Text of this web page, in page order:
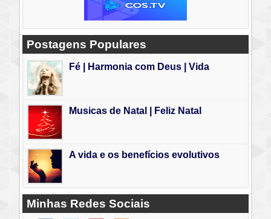
Postagens Populares
Fé | Harmonia com Deus | Vida
Musicas de Natal | Feliz Natal
A vida e os benefícios evolutivos
Minhas Redes Sociais